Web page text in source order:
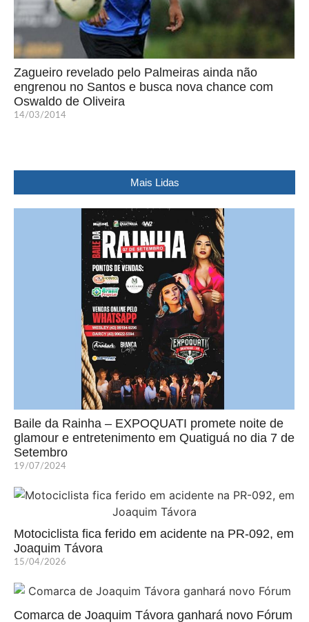
Zagueiro revelado pelo Palmeiras ainda não
engrenou no Santos e busca nova chance com
Oswaldo de Oliveira
14/03/2014
Mais Lidas
Baile da Rainha – EXPOQUATI promete noite de
glamour e entretenimento em Quatiguá no dia 7 de
Setembro
19/07/2024
Motociclista fica ferido em acidente na PR-092, em
Joaquim Távora
15/04/2026
Comarca de Joaquim Távora ganhará novo Fórum